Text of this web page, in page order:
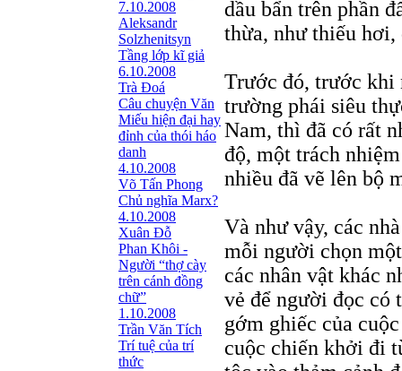
7.10.2008
Aleksandr
Solzhenitsyn
Tầng lớp kĩ giả
6.10.2008
Trà Đoá
Câu chuyện Văn
Miếu hiện đại hay
đỉnh của thói háo
danh
4.10.2008
Võ Tấn Phong
Chủ nghĩa Marx?
4.10.2008
Xuân Đỗ
Phan Khôi -
Người “thợ cày
trên cánh đồng
chữ”
1.10.2008
Trần Văn Tích
Trí tuệ của trí
thức
dầu bẩn trên phần
thừa, như thiếu hơi,
Trước đó, trước khi
trường phái siêu
Nam, thì đã có rất
độ, một trách
nhiều đã vẽ lên bộ
Và như vậy, các
mỗi người chọn
các nhân vật khác
vẻ để người đọc có
gớm ghiếc của
cuộc chiến khởi đi